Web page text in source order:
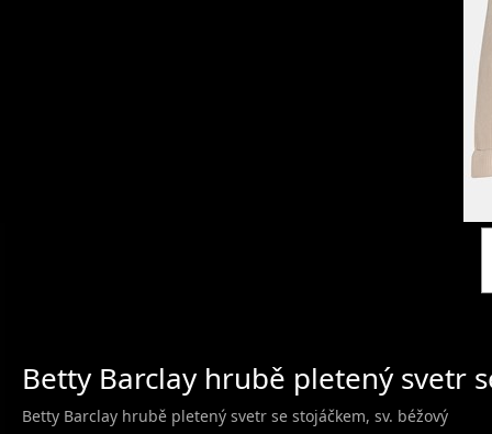
Betty Barclay hrubě pletený svetr
Betty Barclay hrubě pletený svetr se stojáčkem, sv. béžový